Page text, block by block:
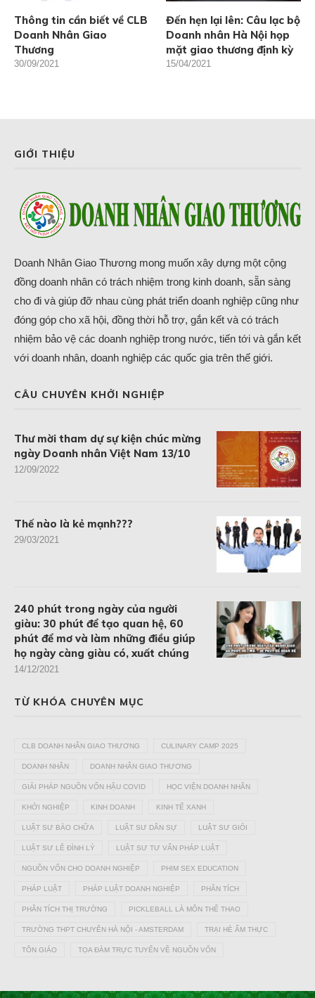
Thông tin cần biết về CLB
Doanh Nhân Giao
Thương
30/09/2021
Đến hẹn lại lên: Câu lạc bộ
Doanh nhân Hà Nội họp
mặt giao thương định kỳ
15/04/2021
GIỚI THIỆU
Doanh Nhân Giao Thương mong muốn xây dựng một cộng
đồng doanh nhân có trách nhiệm trong kinh doanh, sẵn sàng
cho đi và giúp đỡ nhau cùng phát triển doanh nghiệp cũng như
đóng góp cho xã hội, đồng thời hỗ trợ, gắn kết và có trách
nhiệm bảo vệ các doanh nghiệp trong nước, tiến tới và gắn kết
với doanh nhân, doanh nghiệp các quốc gia trên thế giới.
CÂU CHUYÊN KHỞI NGHIỆP
Thư mời tham dự sự kiện chúc mừng
ngày Doanh nhân Việt Nam 13/10
12/09/2022
Thế nào là kẻ mạnh???
29/03/2021
240 phút trong ngày của người
giàu: 30 phút để tạo quan hệ, 60
phút để mơ và làm những điều giúp
họ ngày càng giàu có, xuất chúng
14/12/2021
TỪ KHÓA CHUYÊN MỤC
CLB DOANH NHÂN GIAO THƯƠNG CULINARY CAMP 2025
DOANH NHÂN DOANH NHÂN GIAO THƯƠNG
GIẢI PHÁP NGUỒN VỐN HẬU COVID HỌC VIỆN DOANH NHÂN
KHỞI NGHIỆP KINH DOANH KINH TẾ XANH
LUẬT SƯ BÀO CHỮA LUẬT SƯ DÂN SỰ LUẬT SƯ GIỎI
LUẬT SƯ LÊ ĐÌNH LÝ LUẬT SƯ TƯ VẤN PHÁP LUẬT
NGUỒN VỐN CHO DOANH NGHIỆP PHIM SEX EDUCATION
PHÁP LUẬT PHÁP LUẬT DOANH NGHIỆP PHÂN TÍCH
PHÂN TÍCH THỊ TRƯỜNG PICKLEBALL LÀ MÔN THỂ THAO
TRƯỜNG THPT CHUYÊN HÀ NỘI - AMSTERDAM TRẠI HÈ ẨM THỰC
TÔN GIÁO TỌA ĐÀM TRỰC TUYẾN VỀ NGUỒN VỐN